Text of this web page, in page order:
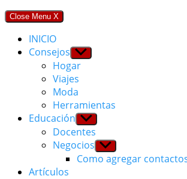
Close Menu X
INICIO
Consejos Show
sub
menu
Hogar
Viajes
Moda
Herramientas
Educación Show
sub
menu
Docentes
Negocios Show
sub
menu
Como agregar
Artículos